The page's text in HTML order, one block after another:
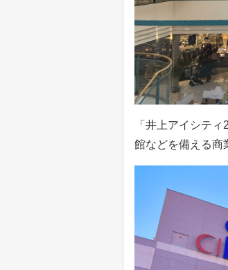
「井上アイシテ
館などを備える商